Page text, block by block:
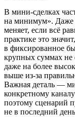
В мини‑сделках
на минимум». Даже
меняет, если всё
практике это
в фиксированное
крупных суммах не
даже на более
выше из‑за
Важная деталь —
конкретному
поэтому сценарий
не в последний